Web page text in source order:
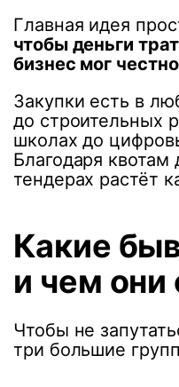
Главная идея
чтобы деньги
бизнес мог
Закупки есть в
до строительных
школах до
Благодаря квотам
тендерах растёт
Какие
и чем они
Чтобы не
три большие